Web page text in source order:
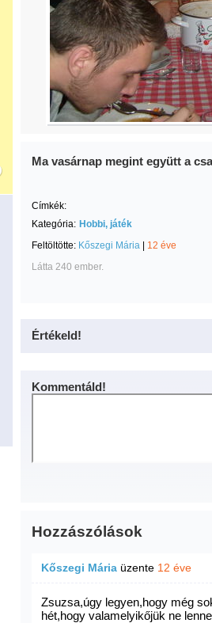
Ma vasárnap megint együtt a
Címkék:
Kategória: Hobbi, játék
Feltöltötte: Kőszegi Mária
12 éve
Látta 240 ember.
Értékeld!
Kommentáld!
Hozzászólások
Kőszegi Mária üzente 12 éve
Zsuzsa,úgy legyen,hogy még
hét,hogy valamelyikőjük ne